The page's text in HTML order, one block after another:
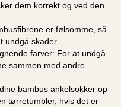
dem korrekt og ved den
er følsomme, så
undgå skader.
farver: For at undgå
sammen med andre
bambus ankelsokker op
tørretumbler, hvis det er